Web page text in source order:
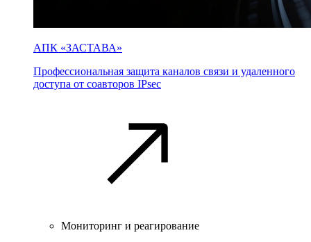
АПК «ЗАСТАВА»
Профессиональная защита каналов связи и удаленного
доступа от соавторов IPsec
Мониторинг и реагирование